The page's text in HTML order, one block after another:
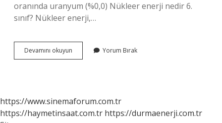
oranında uranyum (%0,0) Nükleer enerji nedir 6.
sınıf? Nükleer enerji,…
Devamını okuyun
Enerji
Yorum Bırak
https://www.sinemaforum.com.tr
https://haymetinsaat.com.tr https://durmaenerji.com.tr